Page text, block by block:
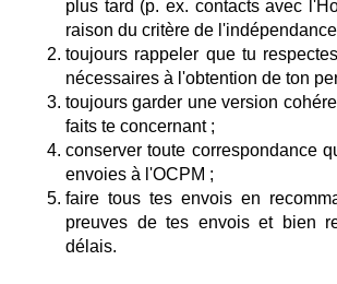
plus tard (p. ex. contacts avec
raison du critère de
toujours rappeler que tu
nécessaires à l'obtention de ton
toujours garder une version
faits te concernant ;
conserver toute correspondance
envoies à l'OCPM ;
faire tous tes envois en
preuves de tes envois et bien
délais.